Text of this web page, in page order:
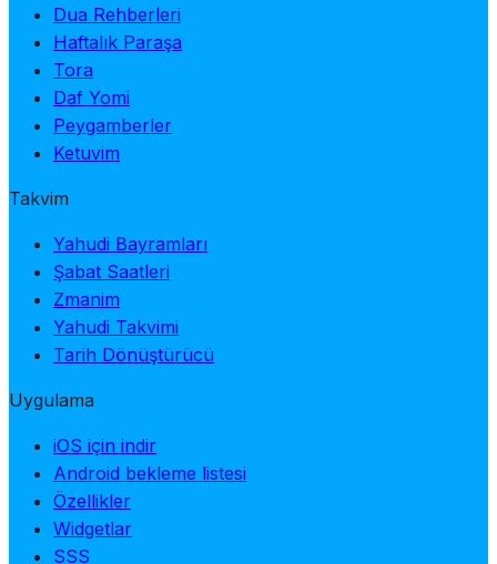
Dua Rehberleri
Haftalık Paraşa
Tora
Daf Yomi
Peygamberler
Ketuvim
Takvim
Yahudi Bayramları
Şabat Saatleri
Zmanim
Yahudi Takvimi
Tarih Dönüştürücü
Uygulama
iOS için indir
Android bekleme listesi
Özellikler
Widgetlar
SSS